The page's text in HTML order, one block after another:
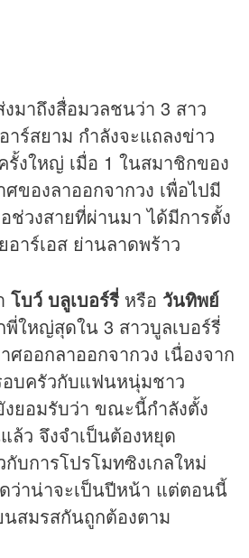
งมาถึงสื่อมวลชนว่า 3 สาว
าร์สยาม กำลังจะแถลงข่าว
รั้งใหญ่ เมื่อ 1 ในสมาชิกของ
ศของลาออกจากวง เพื่อไปมี
ช่วงสายที่ผ่านมา ได้มีการตั้ง
าร์เอส ย่านลาดพร้าว
โบว์ บลูเบอร์รี่ หรือ วันทิพย์
ใหญ่สุดใน 3 สาวบูลเบอร์รี่
ศออกลาออกจากวง เนื่องจาก
อบครัวกับแฟนหนุ่มชาว
งยอมรับว่า ขณะนี้กำลังตั้ง
ล้ว จึงจำเป็นต้องหยุด
กับการโปรโมทซิงเกลใหม่
ว่าน่าจะเป็นปีหน้า แต่ตอนนี้
นสมรสกันถูกต้องตาม